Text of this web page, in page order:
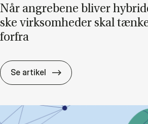
Når an­gre­be­ne bli­ver
ske virk­som­he­der skal
for­fra
Se artikel Når an­gre­be­ne bli­ver